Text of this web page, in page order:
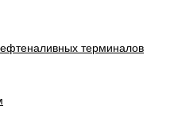
терминалов